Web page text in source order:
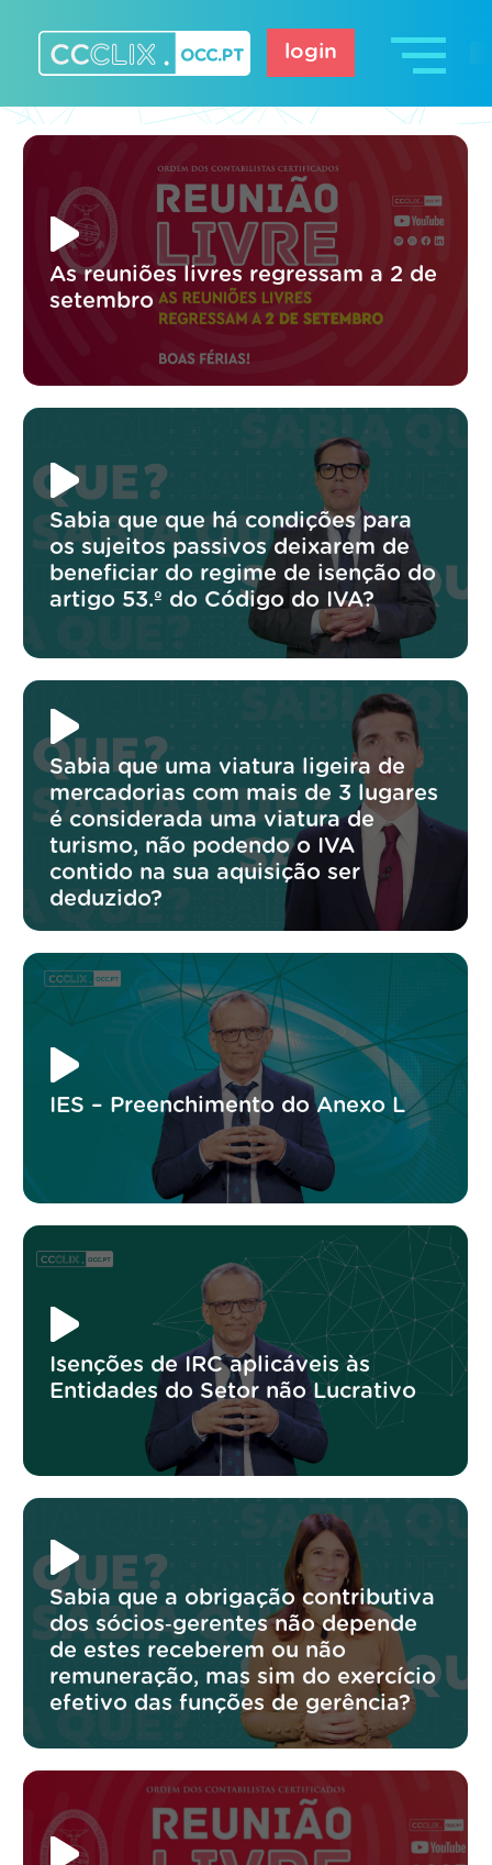
content
login
As reuniões livres regressam a 2 de
setembro
Sabia que que há condições para
os sujeitos passivos deixarem de
beneficiar do regime de isenção do
artigo 53.º do Código do IVA?
Sabia que uma viatura ligeira de
mercadorias com mais de 3 lugares
é considerada uma viatura de
turismo, não podendo o IVA
contido na sua aquisição ser
deduzido?
IES – Preenchimento do Anexo L
Isenções de IRC aplicáveis às
Entidades do Setor não Lucrativo
Sabia que a obrigação contributiva
dos sócios‑gerentes não depende
de estes receberem ou não
remuneração, mas sim do exercício
efetivo das funções de gerência?